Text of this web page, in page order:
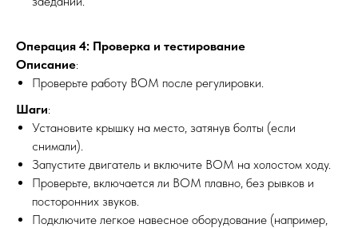
Операция 4: Проверка и тестирование
Описание:
Проверьте работу ВОМ после регулировки.
Шаги:
Установите крышку на место, затянув болты (если
снимали).
Запустите двигатель и включите ВОМ на холостом ходу.
Проверьте, включается ли ВОМ плавно, без рывков и
посторонних звуков.
Подключите легкое навесное оборудование (например,